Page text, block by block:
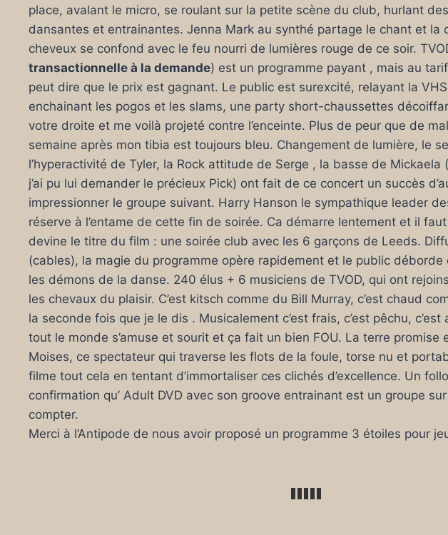
place, avalant le micro, se roulant sur la petite scène du club, hurlant
dansantes et entrainantes. Jenna Mark au synthé partage le chant et la
cheveux se confond avec le feu nourri de lumières rouge de ce soir.
transactionnelle à la demande) est un programme payant , mais au
peut dire que le prix est gagnant. Le public est surexcité, relayant la
enchainant les pogos et les slams, une party short-chaussettes
votre droite et me voilà projeté contre l’enceinte. Plus de peur que de
semaine après mon tibia est toujours bleu. Changement de lumière, le
l’hyperactivité de Tyler, la Rock attitude de Serge , la basse de Mickaela
j’ai pu lui demander le précieux Pick) ont fait de ce concert un succès
impressionner le groupe suivant. Harry Hanson le sympathique leader
réserve à l’entame de cette fin de soirée. Ca démarre lentement et il faut
devine le titre du film : une soirée club avec les 6 garçons de Leeds.
(cables), la magie du programme opère rapidement et le public
les démons de la danse. 240 élus + 6 musiciens de TVOD, qui ont
les chevaux du plaisir. C’est kitsch comme du Bill Murray, c’est chaud
la seconde fois que je le dis . Musicalement c’est frais, c’est pêchu,
tout le monde s’amuse et sourit et ça fait un bien FOU. La terre promise
Moises, ce spectateur qui traverse les flots de la foule, torse nu et
filme tout cela en tentant d’immortaliser ces clichés d’excellence. Un
confirmation qu’ Adult DVD avec son groove entrainant est un groupe
compter.
Merci à l’Antipode de nous avoir proposé un programme 3 étoiles pour